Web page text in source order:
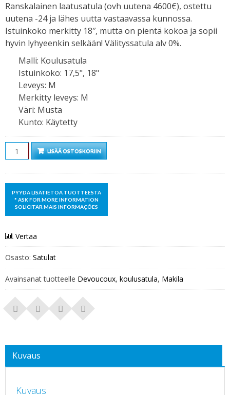
Ranskalainen laatusatula (ovh uutena 4600€), ostettu
uutena -24 ja lähes uutta vastaavassa kunnossa.
Istuinkoko merkitty 18″, mutta on pientä kokoa ja sopii
hyvin lyhyeenkin selkään! Välityssatula alv 0%.
Malli: Koulusatula
Istuinkoko: 17,5", 18"
Leveys: M
Merkitty leveys: M
Väri: Musta
Kunto: Käytetty
Määrä LISÄÄ OSTOSKORIIN
Vertaa
Osasto: Satulat
Avainsanat tuotteelle Devoucoux, koulusatula, Makila
Kuvaus
Kuvaus